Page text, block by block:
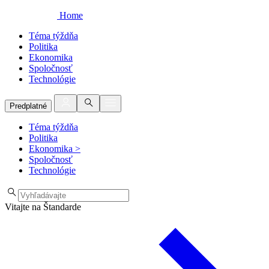
Home
Téma týždňa
Politika
Ekonomika
Spoločnosť
Technológie
Predplatné
Téma týždňa
Politika
Ekonomika >
Spoločnosť
Technológie
Vitajte na Štandarde